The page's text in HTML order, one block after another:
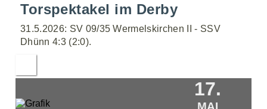
Torspektakel im Derby
31.5.2026: SV 09/35 Wermelskirchen II - SSV
Dhünn 4:3 (2:0).
17.
MAI